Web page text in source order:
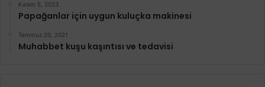
Kasım 5, 2023
Papağanlar için uygun kuluçka makinesi
Temmuz 20, 2021
Muhabbet kuşu kaşıntısı ve tedavisi